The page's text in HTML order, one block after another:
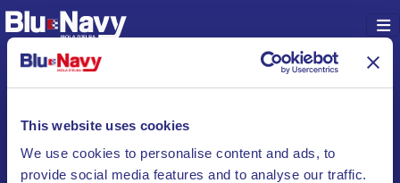
This website uses cookies
We use cookies to personalise content and ads, to
provide social media features and to analyse our traffic.
Salta al contenuto
Blu Navy
Indietro
Portoferraio
15/05/2026 15/05/2026